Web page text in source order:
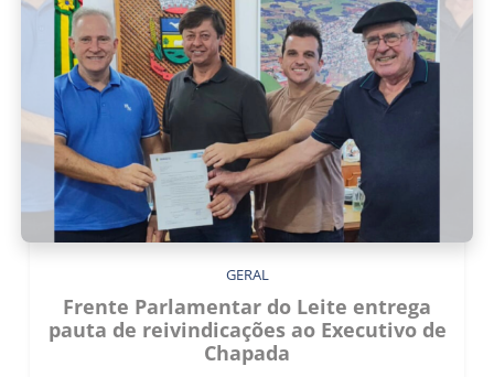
GERAL
Frente Parlamentar do Leite entrega
pauta de reivindicações ao Executivo de
Chapada